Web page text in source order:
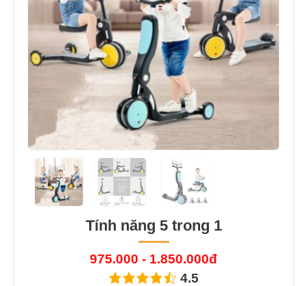
Tính năng 5 trong 1
975.000 - 1.850.000đ
4.5